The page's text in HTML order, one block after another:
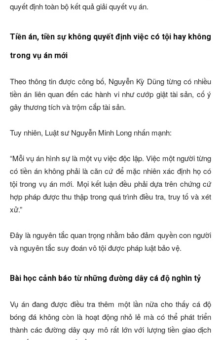
quyết định toàn bộ kết quả giải quyết vụ án.
Tiền án, tiền sự không quyết định việc có tội hay không
trong vụ án mới
Theo thông tin được công bố, Nguyễn Kỳ Dũng từng có nhiều
tiền án liên quan đến các hành vi như cướp giật tài sản, cố ý
gây thương tích và trộm cắp tài sản.
Tuy nhiên, Luật sư Nguyễn Minh Long nhấn mạnh:
“Mỗi vụ án hình sự là một vụ việc độc lập. Việc một người từng
có tiền án không phải là căn cứ để mặc nhiên xác định họ có
tội trong vụ án mới. Mọi kết luận đều phải dựa trên chứng cứ
hợp pháp được thu thập trong quá trình điều tra, truy tố và xét
xử.”
Đây là nguyên tắc quan trọng nhằm bảo đảm quyền con người
và nguyên tắc suy đoán vô tội được pháp luật bảo vệ.
Bài học cảnh báo từ những đường dây cá độ nghìn tỷ
Vụ án đang được điều tra thêm một lần nữa cho thấy cá độ
bóng đá không còn là hoạt động nhỏ lẻ mà có thể phát triển
thành các đường dây quy mô rất lớn với lượng tiền giao dịch